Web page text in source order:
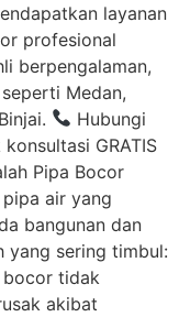
layanan
profesional
berpengalaman,
Medan,
Hubungi
GRATIS
Pipa Bocor
air yang
bangunan dan
yang sering timbul:
bocor tidak
akibat